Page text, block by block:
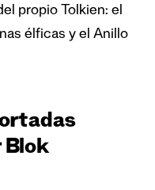
propio Tolkien: el
élficas y el Anillo
Blok